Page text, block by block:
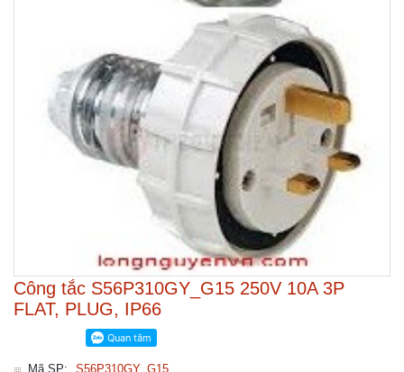
Công tắc S56P310GY_G15 250V 10A 3P
FLAT, PLUG, IP66
Mã SP:
S56P310GY_G15